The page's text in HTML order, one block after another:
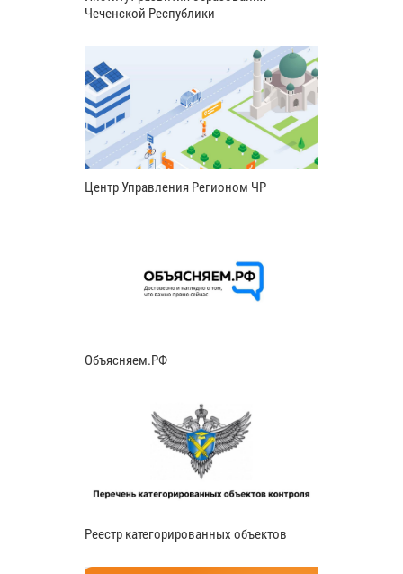
Чеченской Республики
Центр Управления Регионом ЧР
Объясняем.РФ
Реестр категорированных объектов